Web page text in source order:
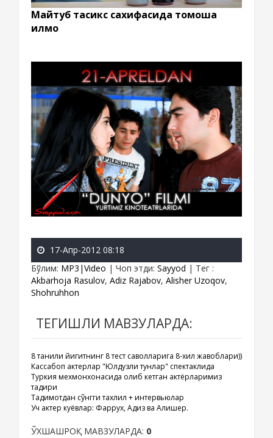
Майтуб тасикс сахифасида томоша
қилмоқ
17-Апр-2012 08:18
Бўлим: MP3|Video | Чоп этди: Sayyod | Тег :
Akbarhoja Rasulov, Adiz Rajabov, Alisher Uzoqov,
Shohruhhon
ТЕГИШЛИ МАВЗУЛАРДА:
8 таниқли йигитнинг 8 тест саволларига 8-хил жавоблари))
Кассабоп актерлар "Юлдузли тунлар" спектаклида
Туркия мехмонхонасида қолиб кетган актёрларимиз
тақдири
Тақдимотдан сўнгги тахлил + интервьюлар
Уч актер куёвлар: Фаррух, Адиз ва Алишер.
ЎХШАШРОҚ МАВЗУЛАРДА: 0